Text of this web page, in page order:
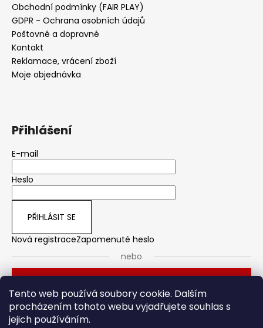
Tento web používá soubory cookie. Dalším
procházením tohoto webu vyjadřujete souhlas s
jejich používáním.
s
u
Obchodní podmínky (FAIR PLAY)
GDPR - Ochrana osobních údajů
Poštovné a dopravné
Kontakt
Reklamace, vrácení zboží
Moje objednávka
Přihlášení
E-mail
Heslo
PŘIHLÁSIT SE
Nová registraceZapomenuté heslo
nebo